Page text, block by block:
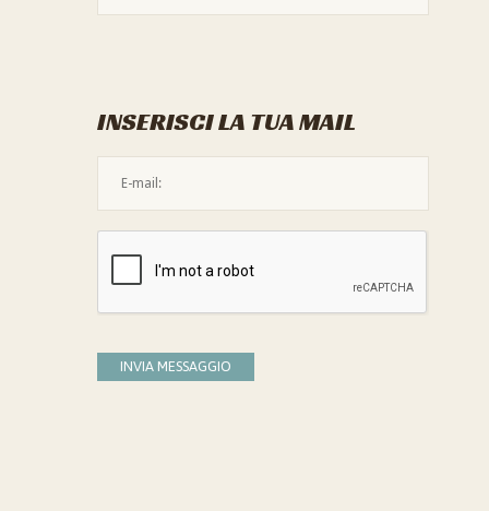
INSERISCI LA TUA MAIL
INVIA MESSAGGIO